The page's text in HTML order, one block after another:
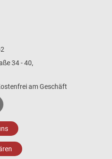
34 - 40,
am Geschäft